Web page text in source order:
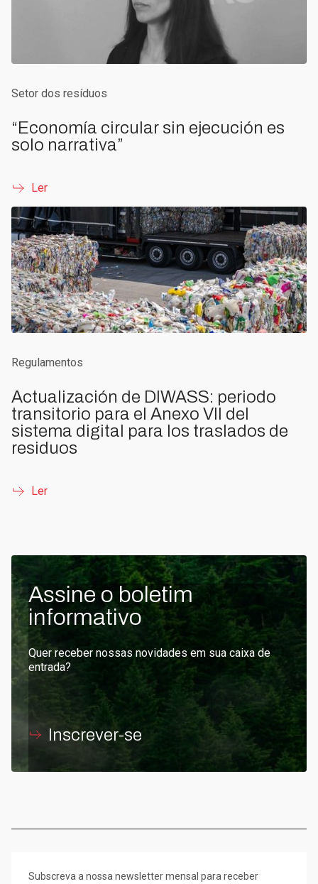
Setor dos resíduos
“Economía circular sin ejecución es
solo narrativa”
Ler
Regulamentos
Actualización de DIWASS: periodo
transitorio para el Anexo VII del
sistema digital para los traslados de
residuos
Ler
Assine o boletim
informativo
Quer receber nossas novidades em sua caixa de
entrada?
Inscrever-se
Subscreva a nossa newsletter mensal para receber